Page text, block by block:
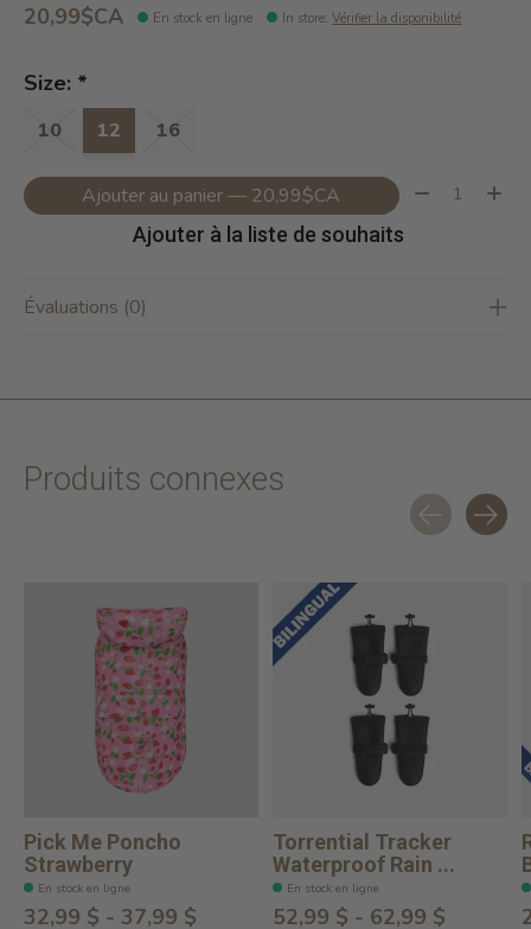
20,99$CA En stock en ligne In store:Vérifier la disponibilité
Size: *
10 12 16
Ajouter au panier — 20,99$CA Quantité:
Ajouter à la liste de souhaits
Évaluations (0)
Produits connexes
Pick Me Poncho
Strawberry
En stock en ligne
32,99 $ - 37,99 $
Torrential Tracker
Waterproof Rain ...
En stock en ligne
52,99 $ - 62,99 $